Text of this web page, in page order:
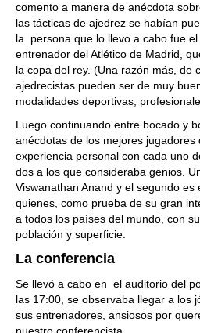
comento a manera de anécdota
las tácticas de ajedrez se habían
la persona que lo llevo a cabo fue
entrenador del Atlético de Madrid,
la copa del rey. (Una razón más, de
ajedrecistas pueden ser de muy
modalidades deportivas,
Luego continuando entre bocado y
anécdotas de los mejores jugadores
experiencia personal con cada uno
dos a los que consideraba genios.
Viswanathan Anand y el segundo es
quienes, como prueba de su gran
a todos los países del mundo, con
población y superficie.
La conferencia
Se llevó a cabo en el auditorio del
las 17:00, se observaba llegar a los
sus entrenadores, ansiosos por